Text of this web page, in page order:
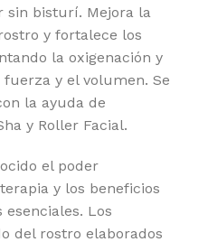
sin bisturí. Mejora la
y fortalece los
la oxigenación y
y el volumen. Se
la ayuda de
y Roller Facial.
el poder
y los beneficios
Los
del rostro elaborados